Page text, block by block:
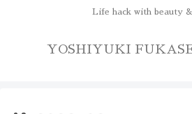
Life hack with beauty
YOSHIYUKI